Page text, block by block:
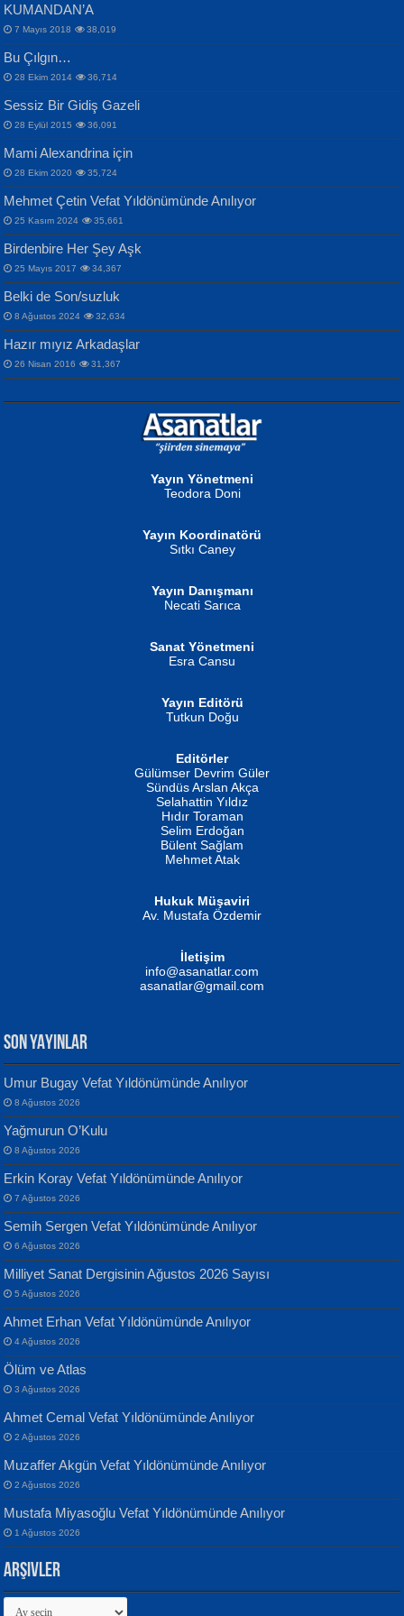
İPEK ACAR SERT
Gazze’nin Şecaati, Ümmetin İmtihanı...
MAHMUT GÜRBÜZ
İbrahim Olmak ve Bitirebilmek...
NURAN KÖSE BAYDAR
İSMAİL OKUTAN
Erkeklerin Kahrolması Ne Demektir
MUSTAFA KELOĞLU
Yarına İz Bırakmak...
ATİLLA ÖZEN
Sultan Olmadan Önce Eyüp...
EKREM KARABABA
Yaralı Şiir...
Selahattin Yıldız
İdrakimle Üşürken...
Songül Özel
Mahzen...
Ben Deniz Değilim ki...
Evvel Zaman Tanrıçası...
Yılmaz Ekinci
Geceye Söylenen...
Banu Sancak
Defterimden İçeri...
İsmail Aydos
İnkisar...
ERDEM BAYAZIT
Sana, Bana, Vatanıma, Ülkemin
İnsanlarına Dair...
NAZIM HİKMET RAN
Bir Cezaevinde, Tecritteki Adamın
Mektupları...
KUMANDAN’A
7 Mayıs 2018 38,019
Bu Çılgın…
28 Ekim 2014 36,714
Sessiz Bir Gidiş Gazeli
28 Eylül 2015 36,091
Mami Alexandrina için
28 Ekim 2020 35,724
Mehmet Çetin Vefat Yıldönümünde Anılıyor
25 Kasım 2024 35,661
Birdenbire Her Şey Aşk
25 Mayıs 2017 34,367
Belki de Son/suzluk
8 Ağustos 2024 32,634
Hazır mıyız Arkadaşlar
26 Nisan 2016 31,367
Yayın Yönetmeni
Teodora Doni
Yayın Koordinatörü
Sıtkı Caney
Yayın Danışmanı
Necati Sarıca
Sanat Yönetmeni
Esra Cansu
Yayın Editörü
Tutkun Doğu
Editörler
Gülümser Devrim Güler
Sündüs Arslan Akça
Selahattin Yıldız
Hıdır Toraman
Selim Erdoğan
Bülent Sağlam
Mehmet Atak
Hukuk Müşaviri
Av. Mustafa Özdemir
İletişim
info@asanatlar.com
asanatlar@gmail.com
SON YAYINLAR
Umur Bugay Vefat Yıldönümünde Anılıyor
8 Ağustos 2026
Yağmurun O’Kulu
8 Ağustos 2026
Erkin Koray Vefat Yıldönümünde Anılıyor
7 Ağustos 2026
Semih Sergen Vefat Yıldönümünde Anılıyor
6 Ağustos 2026
Milliyet Sanat Dergisinin Ağustos 2026 Sayısı
5 Ağustos 2026
Ahmet Erhan Vefat Yıldönümünde Anılıyor
4 Ağustos 2026
Ölüm ve Atlas
3 Ağustos 2026
Ahmet Cemal Vefat Yıldönümünde Anılıyor
2 Ağustos 2026
Muzaffer Akgün Vefat Yıldönümünde Anılıyor
2 Ağustos 2026
Mustafa Miyasoğlu Vefat Yıldönümünde Anılıyor
1 Ağustos 2026
Arşivler
Arşivler